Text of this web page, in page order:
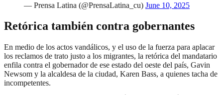
— Prensa Latina (@PrensaLatina_cu) June 10, 2025
Retórica también contra gobernantes
En medio de los actos vandálicos, y el uso de la fuerza para aplacar
los reclamos de trato justo a los migrantes, la retórica del mandatario
enfila contra el gobernador de ese estado del oeste del país, Gavin
Newsom y la alcaldesa de la ciudad, Karen Bass, a quienes tacha de
incompetentes.